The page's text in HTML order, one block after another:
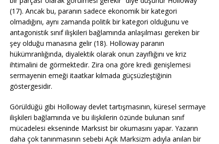
(17). Ancak bu, paranın sadece ekonomik bir kategori
olmadığını, aynı zamanda politik bir kategori olduğunu ve
antagonistik sınıf ilişkileri bağlamında anlaşılması gereken bir
şey olduğu manasına gelir (18). Holloway paranın
hükümranlığında, diyalektik olarak onun zayıflığını ve kriz
ihtimalini de görmektedir. Zira ona göre kredi genişlemesi
sermayenin emeği itaatkar kılmada güçsüzleştiğinin
göstergesidir.
Görüldüğü gibi Holloway devlet tartışmasının, küresel sermaye
ilişkileri bağlamında ve bu ilişkilerin özünde bulunan sınıf
mücadelesi ekseninde Marksist bir okumasını yapar. Yazarın
daha çok tanınmasının sebebi Açık Marksizm adıyla anılan bir